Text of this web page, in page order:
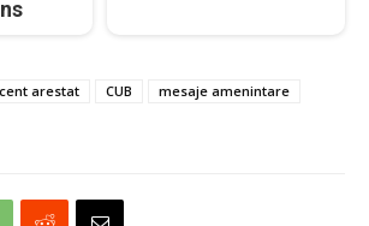
arestat CUB
mesaje amenintare